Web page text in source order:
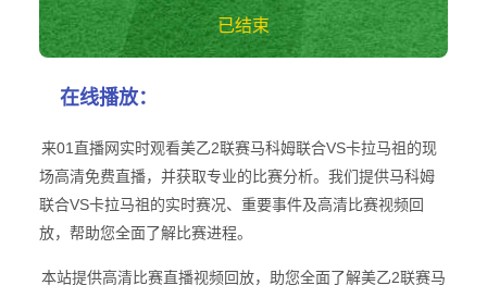
已结束
在线播放：
来01直播网实时观看美乙2联赛马科姆联合VS卡拉马祖的现
场高清免费直播，并获取专业的比赛分析。我们提供马科姆
联合VS卡拉马祖的实时赛况、重要事件及高清比赛视频回
放，帮助您全面了解比赛进程。
本站提供高清比赛直播视频回放，助您全面了解美乙2联赛马